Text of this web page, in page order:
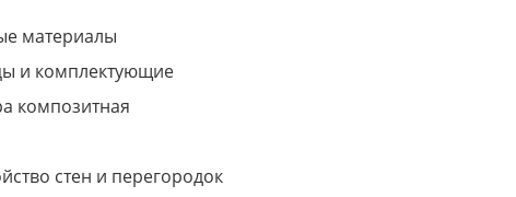
материалы
и комплектующие
композитная
стен и перегородок